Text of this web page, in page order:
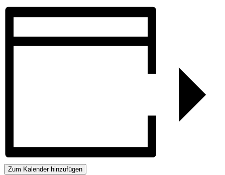
Zum Kalender hinzufügen